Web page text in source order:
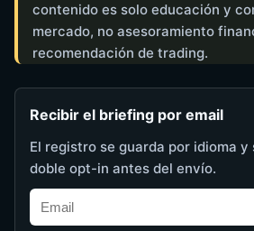
contenido es solo educación y
mercado, no asesoramiento
recomendación de trading.
Recibir el briefing por email
El registro se guarda por idioma
doble opt-in antes del envío.